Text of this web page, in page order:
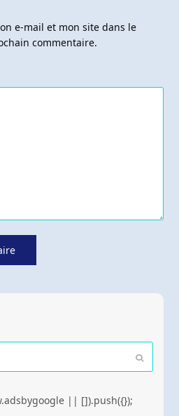
e-mail et mon site dans le
commentaire.
Envoyer
|| []).push({});